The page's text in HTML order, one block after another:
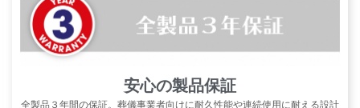
安心の製品保証
全製品３年間の保証。葬儀事業者向けに耐久性能や連続使用に耐える設計